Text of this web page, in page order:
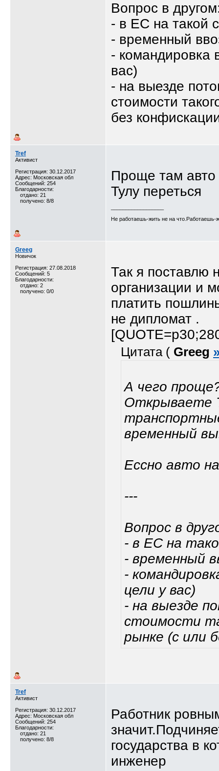
Вопрос в
- в ЕС на такой
- временный
-
вас)
- на выезде
стоимости
без
Tref
Активист
Регистрация: 30.12.2017
Адрес: Московская обл
Сообщений: 254
Благодарности:
отдано: 21
получено: 8/8
Проще там авто
Тулу переться
Не работаешь-жить не на что.Работаешь-
Greeg
Новичок
Регистрация: 27.08.2018
Сообщений: 5
Благодарности:
отдано: 2
получено: 0/0
Так я поставлю
организации и
платить
не дипломат .
Цитата ( Greeg
А чего
Открываете
временный
Ессно авто
---
Вопрос в
- в ЕС на
- временный
-
цели у вас)
- на выезде
стоимости
рынке (с или
Tref
Активист
Регистрация: 30.12.2017
Адрес: Московская обл
Сообщений: 254
Благодарности:
отдано: 21
получено: 8/8
Работник
государства в
инженер